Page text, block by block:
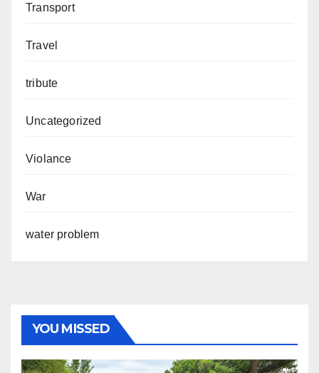
Transport
Travel
tribute
Uncategorized
Violance
War
water problem
YOU MISSED